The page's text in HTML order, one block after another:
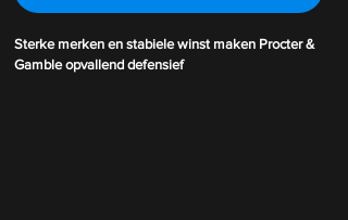
Sterke merken en stabiele winst maken Procter &
Gamble opvallend defensief